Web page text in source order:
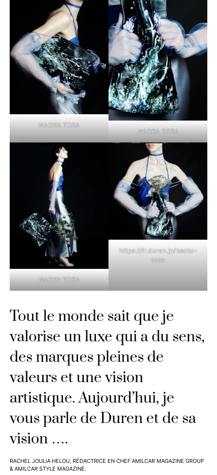
NAOKA TOSA
NAOKA TOSA
NAOKA TOSA
https://fr.duren.jp/naoko-
tosa
Tout le monde sait que je
valorise un luxe qui a du sens,
des marques pleines de
valeurs et une vision
artistique. Aujourd’hui, je
vous parle de Duren et de sa
vision ….
RACHEL JOULIA HELOU, RÉDACTRICE EN CHEF AMILCAR MAGAZINE GROUP
& AMILCAR STYLE MAGAZINE.